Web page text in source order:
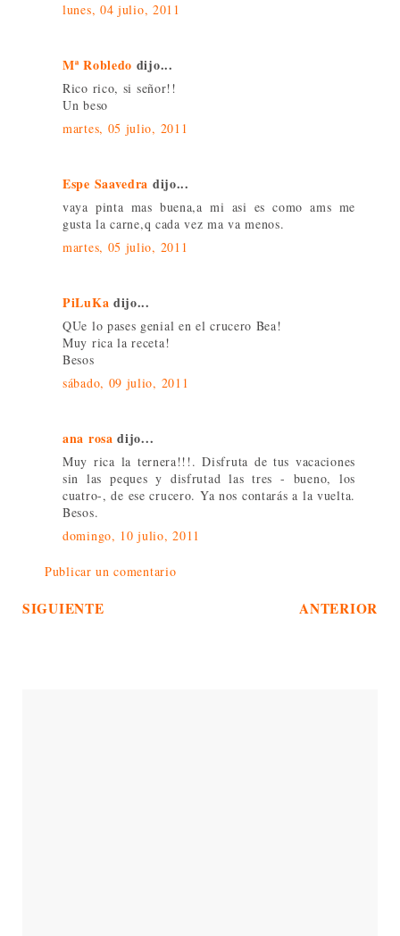
lunes, 04 julio, 2011
Mª Robledo dijo...
Rico rico, si señor!!
Un beso
martes, 05 julio, 2011
Espe Saavedra dijo...
vaya pinta mas buena,a mi asi es como ams me
gusta la carne,q cada vez ma va menos.
martes, 05 julio, 2011
PiLuKa dijo...
QUe lo pases genial en el crucero Bea!
Muy rica la receta!
Besos
sábado, 09 julio, 2011
ana rosa dijo...
Muy rica la ternera!!!. Disfruta de tus vacaciones
sin las peques y disfrutad las tres - bueno, los
cuatro-, de ese crucero. Ya nos contarás a la vuelta.
Besos.
domingo, 10 julio, 2011
Publicar un comentario
SIGUIENTE ANTERIOR